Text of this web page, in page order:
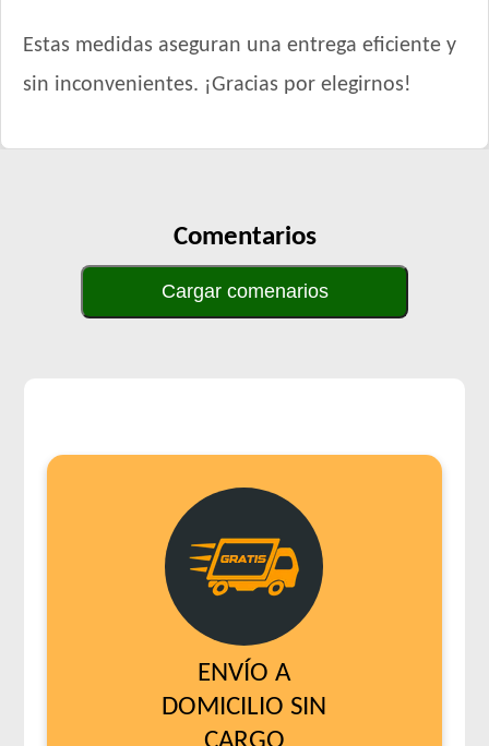
Estas medidas aseguran una entrega eficiente y
sin inconvenientes. ¡Gracias por elegirnos!
Comentarios
Cargar comenarios
ENVÍO A
DOMICILIO SIN